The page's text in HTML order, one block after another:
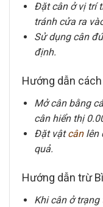
Đặt cân ở vị trí
tránh cửa ra
Sử dụng cân
định.
Hướng dẫn
Mở cân bằng
cân hiển thị
Đặt vậtcânlên
quả.
Hướng dẫn trừ
Khi cân ở